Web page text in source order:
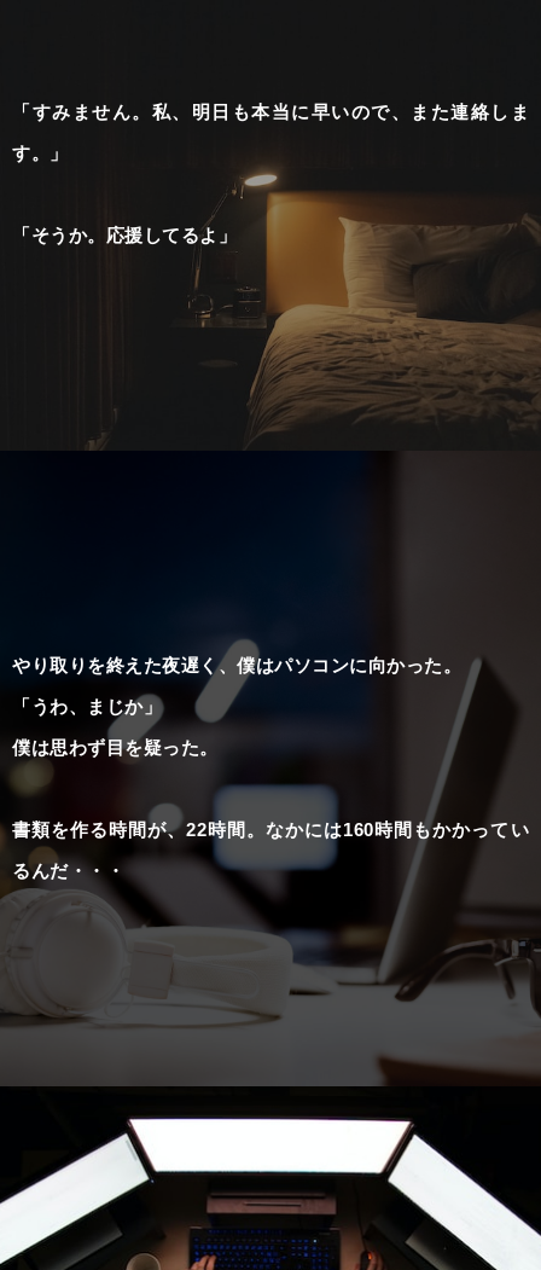
「すみません。私、明日も本当に早いので、また連絡しま
す。」
「そうか。応援してるよ」
やり取りを終えた夜遅く、僕はパソコンに向かった。
「うわ、まじか」
僕は思わず目を疑った。
書類を作る時間が、22時間。なかには160時間もかかってい
るんだ・・・